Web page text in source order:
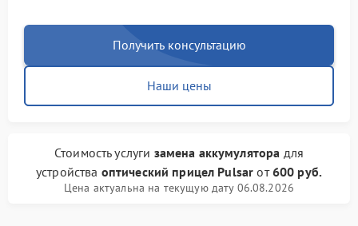
Получить консультацию
Наши цены
Стоимость услуги замена аккумулятора для
устройства оптический прицел Pulsar от600 руб.
Цена актуальна на текущую дату 06.08.2026